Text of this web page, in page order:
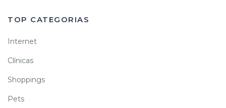
TOP CATEGORIAS
Internet
Clínicas
Shoppings
Pets